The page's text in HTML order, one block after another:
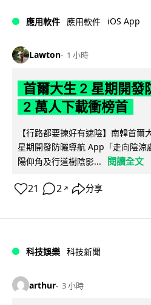
應用軟件 應用軟件 iOS App
Lawton 1 小時
首爾大生 2 星期開發
2 萬人下載衝榜首
【行路都要揀好有遮陰】南韓首
星期開發防曬導航 App「走向陰涼
陽仰角及行道樹陰影...
閱讀全文
21 2 ↗ 分享
科技娛樂 科技新聞
arthur 3 小時